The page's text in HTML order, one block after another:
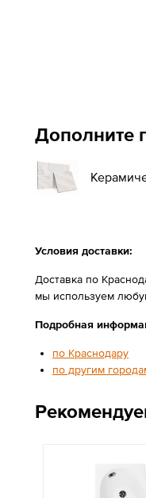
Дополните
Условия доставки:
Доставка по
мы используем
Подробная
по Краснодару
по другим